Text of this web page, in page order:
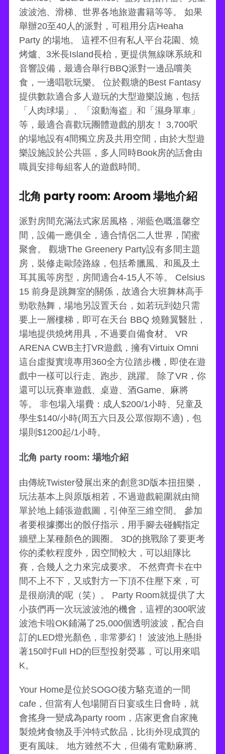
波波池、滑梯、世界各地旅遊書籍等等。 如果
舉辦20至40人的派對，可租用分店Heaha
Party 的場地。 這裡不但有私人平台花園、燒
烤爐、3米長Island長枱，更提供無線咪系統和
音響設備，最適合舉行BBQ派對一邊品嚐美
食，一邊唱歌玩樂。 位於觀塘的Best Fantasy
提供數款適合多人遊玩的大型遊樂設施，包括
「人肉球場」、「滾動海盗」和「濕身單車」
等，最適合喜歡玩團體遊戲的朋友！ 3,700呎
的場地設有4間獨立房及共用空間，由於大型遊
樂設施設於公共區，多人同時Book房的話會由
職員安排每組客人的遊戲時間。
北角 party room: Aroom 場地介紹
派對房間充滿法式家居風格，湖藍色嘅溫馨空
間，設備一應俱全，適合情侶二人世界，閨蜜
聚會。 觀塘The Greenery Party設有多間主題
房，裝修走歐陸路線，包括希臘風、和風及土
耳其風等房型，房間適合4-15人不等。 Celsius
15 前身是跳舞室的關係，故適合大班舞林高手
勁歌熱舞，場地另設置天台，如若玩到攰只需
要上一層樓梯，即可在天台 BBQ 燒雞翼醫肚，
場地提供燒烤用具，不過要自備食材。 VR
ARENA CWB主打VR遊戲，擁有Virtuix Omni
這台虛擬實境專用360全方位踏步機，即使在遊
戲中一樣可以行走、跑步、跳躍。 除了VR，你
還可以玩賽車遊戲、桌遊、酒Game、麻將
等。 非包場入場費：成人$200/1小時、兒童及
學生$140/小時(周五六日及公眾假期不適)，包
場則$1200起/1小時。
北角 party room: 場地介紹
由傳統Twister發展出來的創意3D版本扭扭樂，
玩法基本上與原版相若，不過遊戲範圍就由簡
單於地上鋪張遊戲圖，引伸至三維空間。 參加
者要根據擲出的骰仔指示，用手腳去碰觸指定
牆壁上某種顏色的圓圈。 3D的挑戰除了要更考
你的柔軟程度外，因空間較大，可以組隊比
賽，合幾人之力來完成要求。 不然齊齊卡在中
間不上不下，又或對方一下頂不住壓下來，可
是很崩潰的呢（笑）。 Party Room就提供了大
小孩們再一次玩波波池的機會，這裡的300呎波
波池卡啦OK鋪滿了25,000個透明波波，配合自
訂的LED燈光顏色，非常夢幻！ 波波池上懸掛
著150吋Full HD的巨型投射熒幕，可以用來唱
K。
Your Home是位於SOGO後方駱克道的一間
cafe，但當有人包場開百日宴或生日會時，就
會搖身一變成為party room，店家更會自家腌
製燒烤食物及手沖特式飲品，比街外現成買的
更有風味。 地方雖然不大，但備有電動麻將、